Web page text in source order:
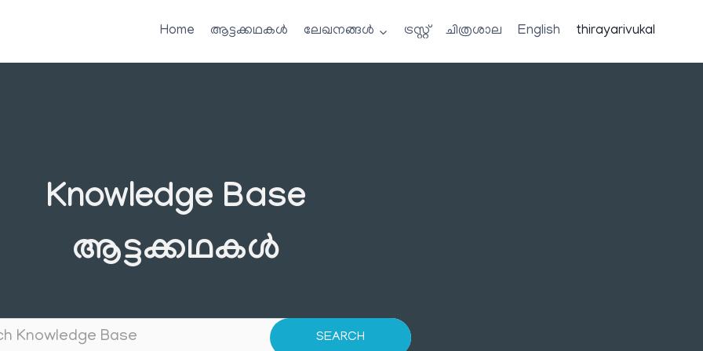
Home ആട്ടക്കഥകൾ ലേഖനങ്ങൾ ട്രസ്റ്റ് ചിത്രശാല English thirayarivukal
Knowledge Base
ആട്ടക്കഥകൾ